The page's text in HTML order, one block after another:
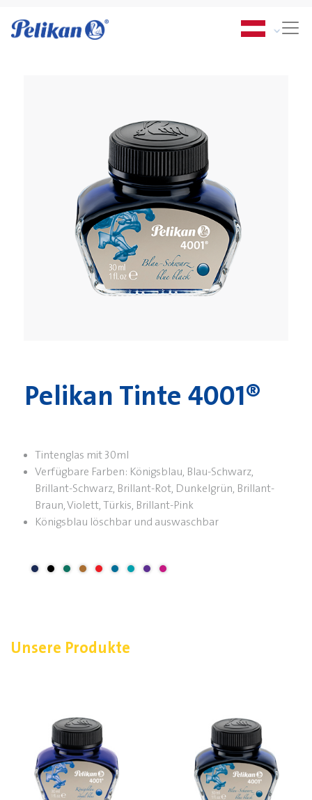
Pelikan Tinte 4001®
Tintenglas mit 30ml
Verfügbare Farben: Königsblau, Blau-Schwarz,
Brillant-Schwarz, Brillant-Rot, Dunkelgrün, Brillant-
Braun, Violett, Türkis, Brillant-Pink
Königsblau löschbar und auswaschbar
Unsere Produkte